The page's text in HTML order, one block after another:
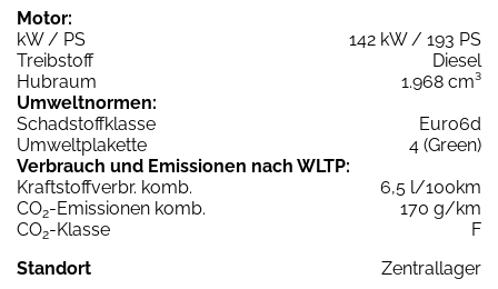
Motor:
kW / PS
142 kW / 193 PS
Treibstoff
Diesel
Hubraum
1.968 cm³
Umweltnormen:
Schadstoffklasse
Euro6d
Umweltplakette
4 (Green)
Verbrauch und Emissionen nach WLTP:
Kraftstoffverbr. komb.
6,5 l/100km
CO2-Emissionen komb.
170 g/km
CO2-Klasse
F
Standort
Zentrallager